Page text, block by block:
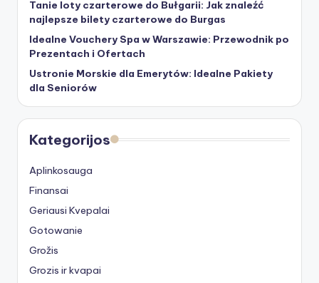
Tanie loty czarterowe do Bułgarii: Jak znaleźć
najlepsze bilety czarterowe do Burgas
Idealne Vouchery Spa w Warszawie: Przewodnik po
Prezentach i Ofertach
Ustronie Morskie dla Emerytów: Idealne Pakiety
dla Seniorów
Kategorijos
Aplinkosauga
Finansai
Geriausi Kvepalai
Gotowanie
Grožis
Grozis ir kvapai